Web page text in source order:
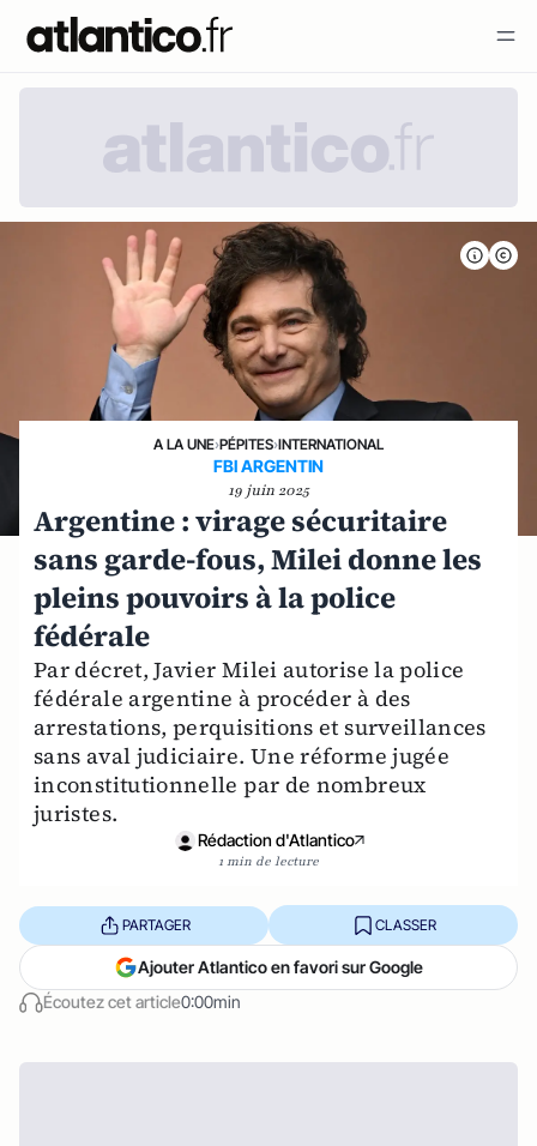
A LA UNE›PÉPITES›INTERNATIONAL
FBI ARGENTIN
19 juin 2025
Argentine : virage sécuritaire
sans garde-fous, Milei donne les
pleins pouvoirs à la police
fédérale
Par décret, Javier Milei autorise la police
fédérale argentine à procéder à des
arrestations, perquisitions et surveillances
sans aval judiciaire. Une réforme jugée
inconstitutionnelle par de nombreux
juristes.
Rédaction d'Atlantico
1 min de lecture
Écoutez cet article0:00min
PARTAGER CLASSER
Ajouter Atlantico en favori sur Google